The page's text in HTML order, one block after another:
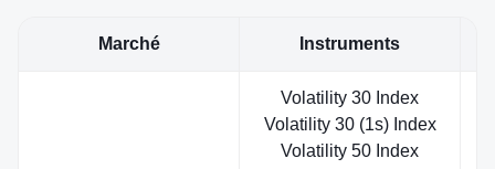
Marché Instruments
Volatility 30 Index
Volatility 30 (1s) Index
Volatility 50 Index